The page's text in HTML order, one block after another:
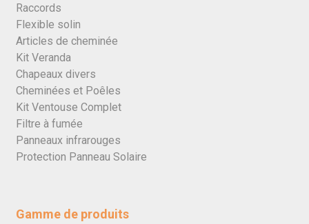
Raccords
Flexible solin
Articles de cheminée
Kit Veranda
Chapeaux divers
Cheminées et Poêles
Kit Ventouse Complet
Filtre à fumée
Panneaux infrarouges
Protection Panneau Solaire
Gamme de produits